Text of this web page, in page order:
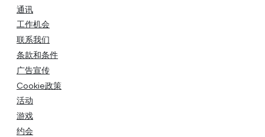
通讯
工作机会
联系我们
条款和条件
广告宣传
Cookie政策
活动
游戏
约会